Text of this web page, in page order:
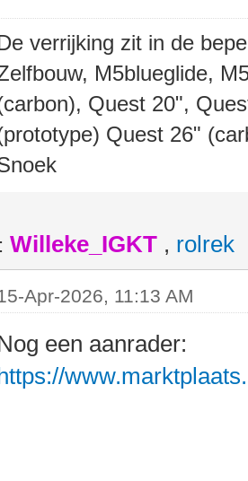
verrijking zit in de
M5blueglide,
Quest 20",
Quest 26"
Willeke_IGKT , rolrek
Apr-2026, 11:13 AM
een aanrader: